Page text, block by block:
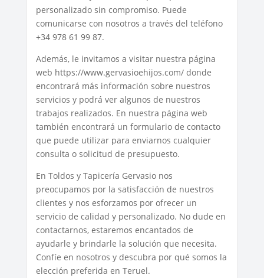
personalizado sin compromiso. Puede
comunicarse con nosotros a través del teléfono
+34 978 61 99 87.
Además, le invitamos a visitar nuestra página
web https://www.gervasioehijos.com/ donde
encontrará más información sobre nuestros
servicios y podrá ver algunos de nuestros
trabajos realizados. En nuestra página web
también encontrará un formulario de contacto
que puede utilizar para enviarnos cualquier
consulta o solicitud de presupuesto.
En Toldos y Tapicería Gervasio nos
preocupamos por la satisfacción de nuestros
clientes y nos esforzamos por ofrecer un
servicio de calidad y personalizado. No dude en
contactarnos, estaremos encantados de
ayudarle y brindarle la solución que necesita.
Confíe en nosotros y descubra por qué somos la
elección preferida en Teruel.